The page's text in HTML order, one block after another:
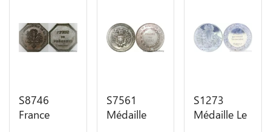
S8746
France
S7561
Médaille
S1273
Médaille Le